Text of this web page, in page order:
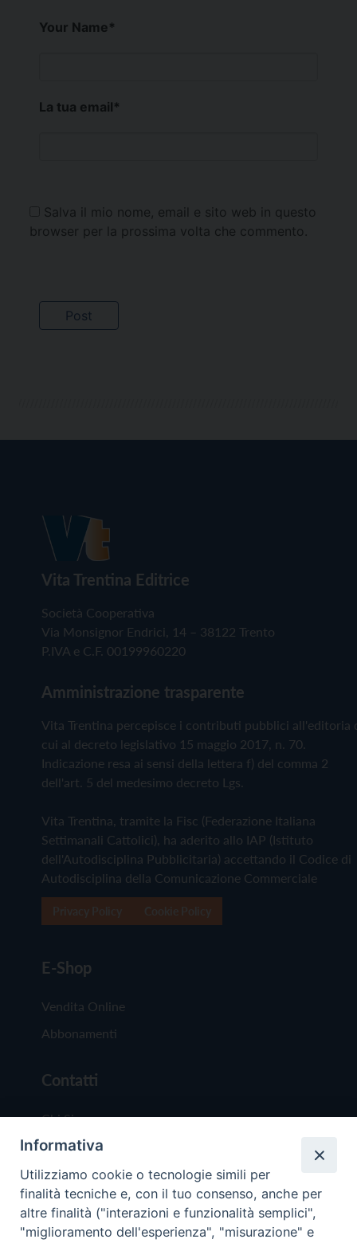
Your Name*
La tua email*
Salva il mio nome, email e sito web in questo
browser per la prossima volta che commento.
Vita Trentina Editrice
Società Cooperativa
Via Monsignor Endrici, 14 – 38122 Trento
P.IVA e C.F. 00199960220
Amministrazione trasparente
Vita Trentina percepisce i contributi pubblici all'editoria
cui al decreto legislativo 15 maggio 2017, n. 70.
Indicazione resa ai sensi della lettera f) del comma 2
dell'art. 5 del medesimo decreto Lgs.
Vita Trentina, tramite la Fisc (Federazione Italiana
Settimanali Cattolici), ha aderito allo IAP (Istituto
dell'Autodisciplina Pubblicitaria) accettando il Codice di
Autodisciplina della Comunicazione Commerciale
E-Shop
Vendita Online
Abbonamenti
Contatti
Chi Siamo
Redazione
Scrivici
Informativa
Utilizziamo cookie o tecnologie simili per
finalità tecniche e, con il tuo consenso, anche per
altre finalità ("interazioni e funzionalità semplici",
"miglioramento dell'esperienza", "misurazione" e